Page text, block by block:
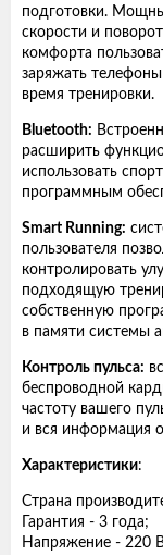
подготовки.
скорости и
комфорта
заряжать
время тренировки.
Bluetooth:
расширить
использовать
программным
Smart Running:
пользователя
контролировать
подходящую
собственную
в памяти системы
Контроль пульса:
беспроводной
частоту вашего
и вся информация
Характеристики:
Страна
Гарантия - 3 года;
Напряжение - 220